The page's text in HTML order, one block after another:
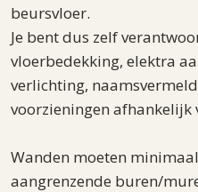
beursvloer.
Je bent dus zelf
vloerbedekking, elektra
verlichting,
voorzieningen afhankelijk
Wanden moeten
aangrenzende buren/